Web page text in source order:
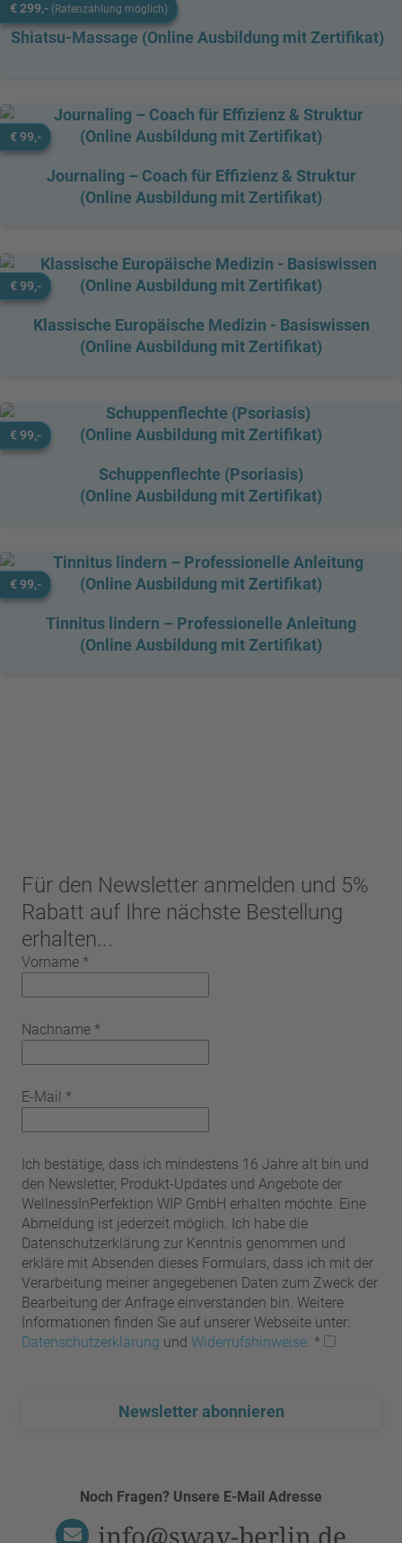
€ 299,- (Ratenzahlung möglich)
Shiatsu-Massage (Online Ausbildung mit Zertifikat)
€ 99,-
Journaling – Coach für Effizienz & Struktur
(Online Ausbildung mit Zertifikat)
€ 99,-
Klassische Europäische Medizin - Basiswissen
(Online Ausbildung mit Zertifikat)
€ 99,-
Schuppenflechte (Psoriasis)
(Online Ausbildung mit Zertifikat)
€ 99,-
Tinnitus lindern – Professionelle Anleitung
(Online Ausbildung mit Zertifikat)
Für den Newsletter anmelden und 5%
Rabatt auf Ihre nächste Bestellung
erhalten...
Vorname *
Nachname *
E-Mail *
Ich bestätige, dass ich mindestens 16 Jahre alt bin und
den Newsletter, Produkt-Updates und Angebote der
WellnessInPerfektion WIP GmbH erhalten möchte. Eine
Abmeldung ist jederzeit möglich. Ich habe die
Datenschutzerklärung zur Kenntnis genommen und
erkläre mit Absenden dieses Formulars, dass ich mit der
Verarbeitung meiner angegebenen Daten zum Zweck der
Bearbeitung der Anfrage einverstanden bin. Weitere
Informationen finden Sie auf unserer Webseite unter:
Datenschutzerklärung und Widerrufshinweise *
Newsletter abonnieren
Noch Fragen? Unsere E-Mail Adresse
info@swav-berlin.de